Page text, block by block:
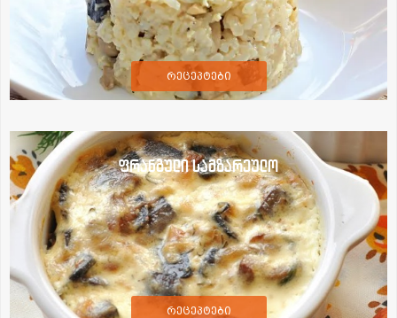
რეცეპტები
ფრანგული სამზარეულო
რეცეპტები